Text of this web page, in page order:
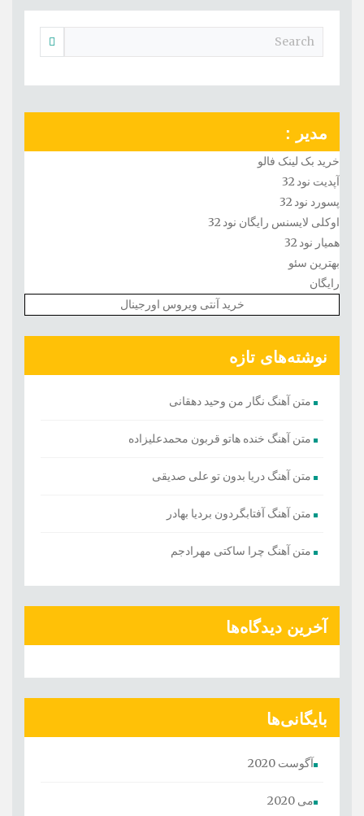
مدیر :
خرید بک لینک فالو
آپدیت نود 32
پسورد نود 32
اوکلی لایسنس رایگان نود 32
همیار نود 32
بهترین سئو
رایگان
خرید آنتی ویروس اورجینال
نوشته‌های تازه
متن آهنگ نگار من وحید دهقانی
متن آهنگ خنده هاتو قربون محمدعلیزاده
متن آهنگ دریا بدون تو علی صدیقی
متن آهنگ آفتابگردون بردیا بهادر
متن آهنگ چرا ساکتی مهرادجم
آخرین دیدگاه‌ها
بایگانی‌ها
آگوست 2020
می 2020